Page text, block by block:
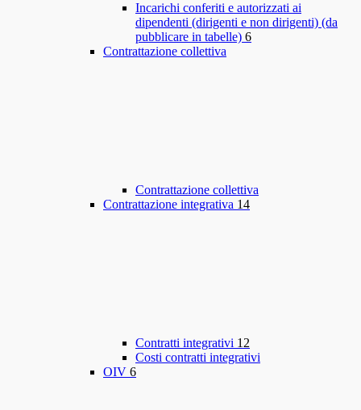
Incarichi conferiti e autorizzati ai
dipendenti (dirigenti e non dirigenti) (da
pubblicare in tabelle) 6
Contrattazione collettiva
Contrattazione collettiva
Contrattazione integrativa 14
Contratti integrativi 12
Costi contratti integrativi
OIV 6